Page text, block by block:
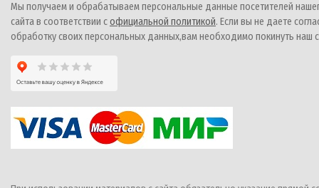
Мы получаем и обрабатываем персональные данные посетителей
сайта в соответствии софициальной политикой. Если вы не даете
обработку своих персональных данных,вам необходимо покинуть наш